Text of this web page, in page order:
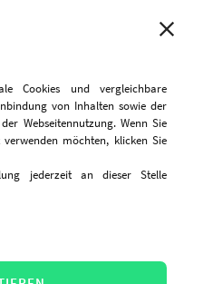
Cookies und vergleichbare
von Inhalten sowie der
Webseitennutzung. Wenn Sie
verwenden möchten, klicken Sie
jederzeit an dieser Stelle
für
effektiv